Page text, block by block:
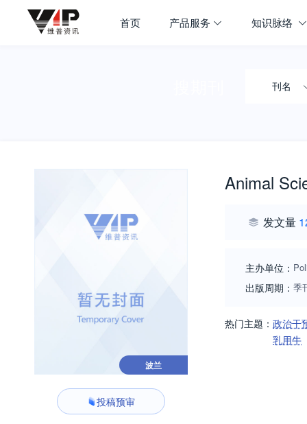
首页 产品服务 知识脉络
刊名
波兰
投稿预审
Animal
发文量
主办单位：
出版周期： 季
热门主题： 政治干
乳用牛